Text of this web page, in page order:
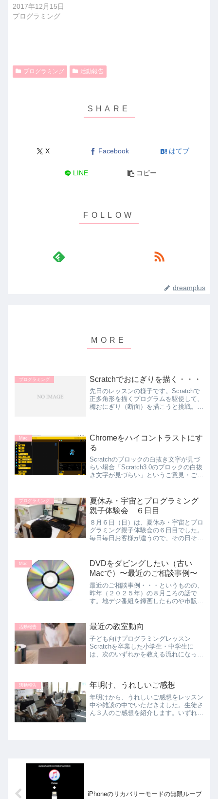
2017年12月15日
プログラミング
プログラミング 活動報告
X Facebook はてブ
LINE コピー
dreamplus
プログラミング Scratchでおにぎりを描く・・・
先日のレッスンの様子です。Scratchで
正多角形を描くプログラムを駆使して、
梅おにぎり（断面）を描こうと挑戦。中
んじゃね？」とのひら...
Mac
Chromeをハイコントラストにす
る
Scratchのブロックの白抜き文字が見づ
らい場合「Scratch3.0のブロックの白抜
き文字が見づらい」というご意見・ご相
ます。 全体的に色が変わってしまいま
す...
プログラミング
夏休み・宇宙とプログラミング
親子体験会 ６日目
８月６日（日）は、夏休み・宇宙とプロ
グラミング親子体験会の６日目でした。
毎日毎日お客様が違うので、その日その
グラムづくりが、なんと１８：４０ころ
に終わりました。最速です...
Mac
DVDをダビングしたい（古い
Macで）〜最近のご相談事例〜
最近のご相談事例・・・というものの、
昨年（２０２５年）の８月ころの話で
す。地デジ番組を録画したものや市販の
たいとのご要望でした。お持ちのパソコ
ンは、MacBook(L...
活動報告 最近の教室動向
子ども向けプログラミングレッスン
Scratchを卒業した小学生・中学生に
は、次のいずれかを教える流れになって
ラミング」...
活動報告 年明け、うれしいご感想
年明けから、うれしいご感想をレッスン
中や雑談の中でいただきました。生徒さ
ん３人のご感想を紹介します。いずれも
iPhoneのリカバリーモードの無限ループ